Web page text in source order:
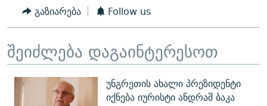
გაზიარება Follow us
შეიძლება დაგაინტერესოთ
უნგრეთის ახალი პრეზიდენტი
იქნება იურისტი ანდრაშ ბაკა